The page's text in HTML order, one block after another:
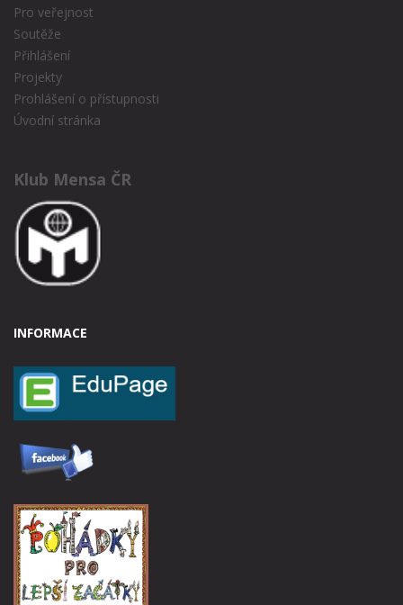
Pro veřejnost
Soutěže
Přihlášení
Projekty
Prohlášení o přístupnosti
Úvodní stránka
Klub Mensa ČR
INFORMACE